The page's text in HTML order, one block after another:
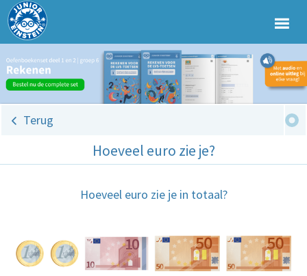
Terug
Hoeveel euro zie je?
Hoeveel euro zie je in totaal?